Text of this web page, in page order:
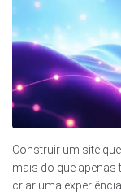
Construir um site
mais do que apenas
criar uma